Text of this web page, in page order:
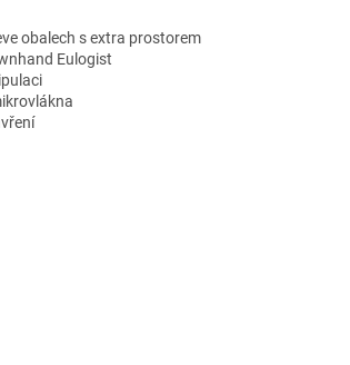
obalech s extra prostorem
Eulogist